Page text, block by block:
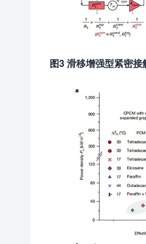
图3 滑移增强型紧密